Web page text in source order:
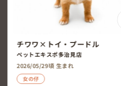
チワワ
ペットコート瑞穂店
2026/05/23頃 生まれ
女の仔